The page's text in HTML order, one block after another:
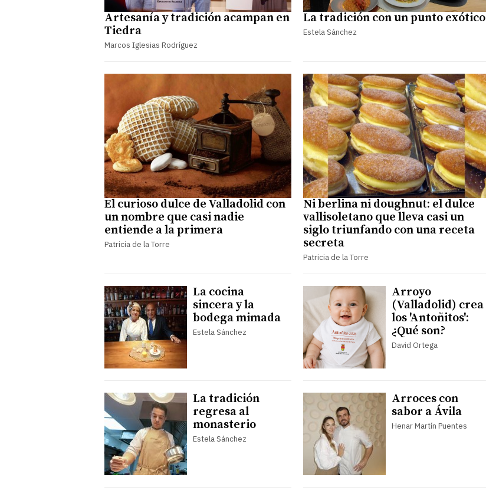
Artesanía y tradición acampan en
Tiedra
Marcos Iglesias Rodríguez
La tradición con un punto exótico
Estela Sánchez
El curioso dulce de Valladolid con
un nombre que casi nadie
entiende a la primera
Patricia de la Torre
Ni berlina ni doughnut: el dulce
vallisoletano que lleva casi un
siglo triunfando con una receta
secreta
Patricia de la Torre
La cocina
sincera y la
bodega mimada
Estela Sánchez
Arroyo
(Valladolid) crea
los 'Antoñitos':
¿Qué son?
David Ortega
La tradición
regresa al
monasterio
Estela Sánchez
Arroces con
sabor a Ávila
Henar Martín Puentes